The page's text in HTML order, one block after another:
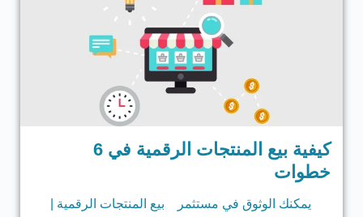
كيفية بيع المنتجات الرقمية في 6
خطوات
يمكنك الوثوق في مستثمر بيع المنتجات الرقمية |